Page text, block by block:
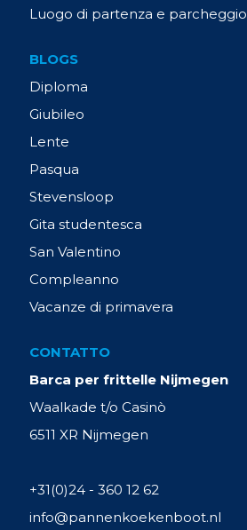
Luogo di partenza e parcheggio
BLOGS
Diploma
Giubileo
Lente
Pasqua
Stevensloop
Gita studentesca
San Valentino
Compleanno
Vacanze di primavera
CONTATTO
Barca per frittelle Nijmegen
Waalkade t/o Casinò
6511 XR Nijmegen
+31(0)24 - 360 12 62
info@pannenkoekenboot.nl